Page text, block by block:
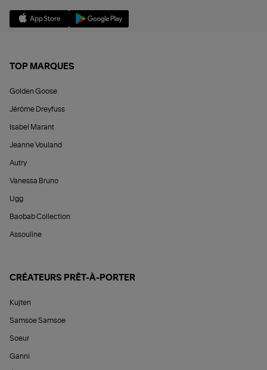
TOP MARQUES
Golden Goose
Jérôme Dreyfuss
Isabel Marant
Jeanne Vouland
Autry
Vanessa Bruno
Ugg
Baobab Collection
Assouline
CRÉATEURS PRÊT-À-PORTER
Kujten
Samsoe Samsoe
Soeur
Ganni